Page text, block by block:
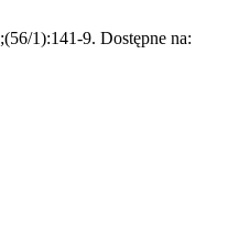
1):141-9. Dostępne na: